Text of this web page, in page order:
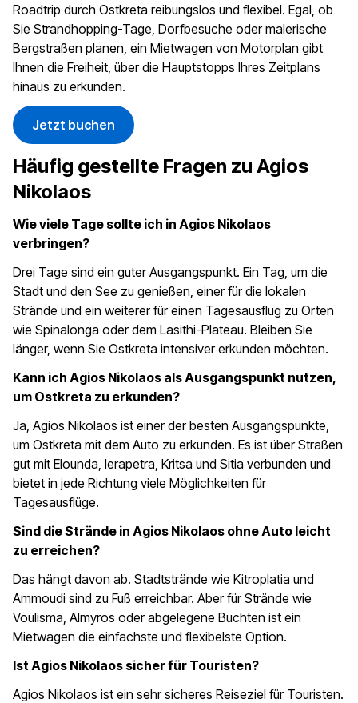
Roadtrip durch Ostkreta reibungslos und flexibel. Egal, ob
Sie Strandhopping-Tage, Dorfbesuche oder malerische
Bergstraßen planen, ein Mietwagen von Motorplan gibt
Ihnen die Freiheit, über die Hauptstopps Ihres Zeitplans
hinaus zu erkunden.
Jetzt buchen
Häufig gestellte Fragen zu Agios
Nikolaos
Wie viele Tage sollte ich in Agios Nikolaos
verbringen?
Drei Tage sind ein guter Ausgangspunkt. Ein Tag, um die
Stadt und den See zu genießen, einer für die lokalen
Strände und ein weiterer für einen Tagesausflug zu Orten
wie Spinalonga oder dem Lasithi-Plateau. Bleiben Sie
länger, wenn Sie Ostkreta intensiver erkunden möchten.
Kann ich Agios Nikolaos als Ausgangspunkt nutzen,
um Ostkreta zu erkunden?
Ja, Agios Nikolaos ist einer der besten Ausgangspunkte,
um Ostkreta mit dem Auto zu erkunden. Es ist über Straßen
gut mit Elounda, Ierapetra, Kritsa und Sitia verbunden und
bietet in jede Richtung viele Möglichkeiten für
Tagesausflüge.
Sind die Strände in Agios Nikolaos ohne Auto leicht
zu erreichen?
Das hängt davon ab. Stadtstrände wie Kitroplatia und
Ammoudi sind zu Fuß erreichbar. Aber für Strände wie
Voulisma, Almyros oder abgelegene Buchten ist ein
Mietwagen die einfachste und flexibelste Option.
Ist Agios Nikolaos sicher für Touristen?
Agios Nikolaos ist ein sehr sicheres Reiseziel für Touristen.